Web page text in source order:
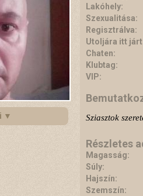
▼
Lakóhely:
Szexualitása:
Regisztrálva:
Utoljára itt
Chaten:
Klubtag:
VIP:
Sziasztok
Részletes
Magasság:
Súly:
Hajszín:
Szemszín: